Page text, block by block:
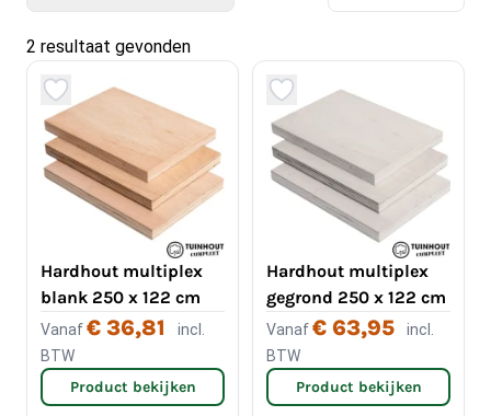
2 resultaat gevonden
Hardhout multiplex
blank 250 x 122 cm
Vanaf€ 36,81
incl.
BTW
Product bekijken
Hardhout multiplex
gegrond 250 x 122 cm
Vanaf€ 63,95
incl.
BTW
Product bekijken